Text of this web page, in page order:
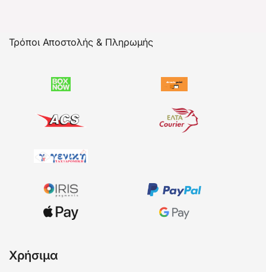
Τρόποι Αποστολής & Πληρωμής
Χρήσιμα